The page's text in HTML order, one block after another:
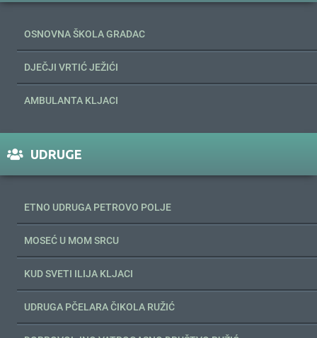
OSNOVNA ŠKOLA GRADAC
DJEČJI VRTIĆ JEŽIĆI
AMBULANTA KLJACI
UDRUGE
ETNO UDRUGA PETROVO POLJE
MOSEĆ U MOM SRCU
KUD SVETI ILIJA KLJACI
UDRUGA PČELARA ČIKOLA RUŽIĆ